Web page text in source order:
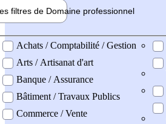
filtres de Domaine professionnel
professionel
Achats / Comptabilité / Gestion
Arts / Artisanat d'art
Banque / Assurance
Bâtiment / Travaux Publics
Commerce / Vente